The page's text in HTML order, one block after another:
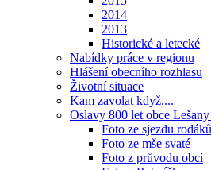
2014
2013
Historické a letecké
Nabídky práce v regionu
Hlášení obecního rozhlasu
Životní situace
Kam zavolat když....
Oslavy 800 let obce
Foto ze sjezdu rodáků
Foto ze mše svaté
Foto z průvodu obcí